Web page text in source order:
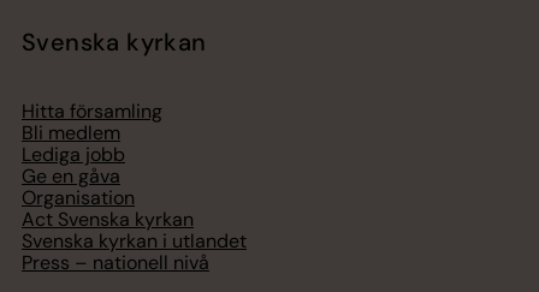
Svenska kyrkan
Hitta församling
Bli medlem
Lediga jobb
Ge en gåva
Organisation
Act Svenska kyrkan
Svenska kyrkan i utlandet
Press – nationell nivå